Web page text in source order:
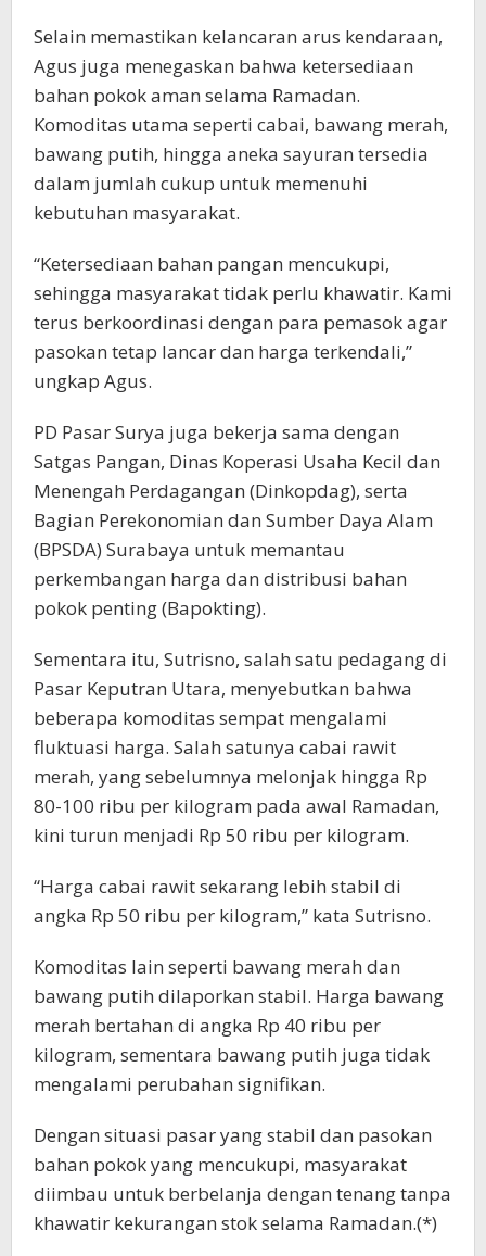
Selain memastikan kelancaran arus kendaraan,
Agus juga menegaskan bahwa ketersediaan
bahan pokok aman selama Ramadan.
Komoditas utama seperti cabai, bawang merah,
bawang putih, hingga aneka sayuran tersedia
dalam jumlah cukup untuk memenuhi
kebutuhan masyarakat.
“Ketersediaan bahan pangan mencukupi,
sehingga masyarakat tidak perlu khawatir. Kami
terus berkoordinasi dengan para pemasok agar
pasokan tetap lancar dan harga terkendali,”
ungkap Agus.
PD Pasar Surya juga bekerja sama dengan
Satgas Pangan, Dinas Koperasi Usaha Kecil dan
Menengah Perdagangan (Dinkopdag), serta
Bagian Perekonomian dan Sumber Daya Alam
(BPSDA) Surabaya untuk memantau
perkembangan harga dan distribusi bahan
pokok penting (Bapokting).
Sementara itu, Sutrisno, salah satu pedagang di
Pasar Keputran Utara, menyebutkan bahwa
beberapa komoditas sempat mengalami
fluktuasi harga. Salah satunya cabai rawit
merah, yang sebelumnya melonjak hingga Rp
80-100 ribu per kilogram pada awal Ramadan,
kini turun menjadi Rp 50 ribu per kilogram.
“Harga cabai rawit sekarang lebih stabil di
angka Rp 50 ribu per kilogram,” kata Sutrisno.
Komoditas lain seperti bawang merah dan
bawang putih dilaporkan stabil. Harga bawang
merah bertahan di angka Rp 40 ribu per
kilogram, sementara bawang putih juga tidak
mengalami perubahan signifikan.
Dengan situasi pasar yang stabil dan pasokan
bahan pokok yang mencukupi, masyarakat
diimbau untuk berbelanja dengan tenang tanpa
khawatir kekurangan stok selama Ramadan.(*)